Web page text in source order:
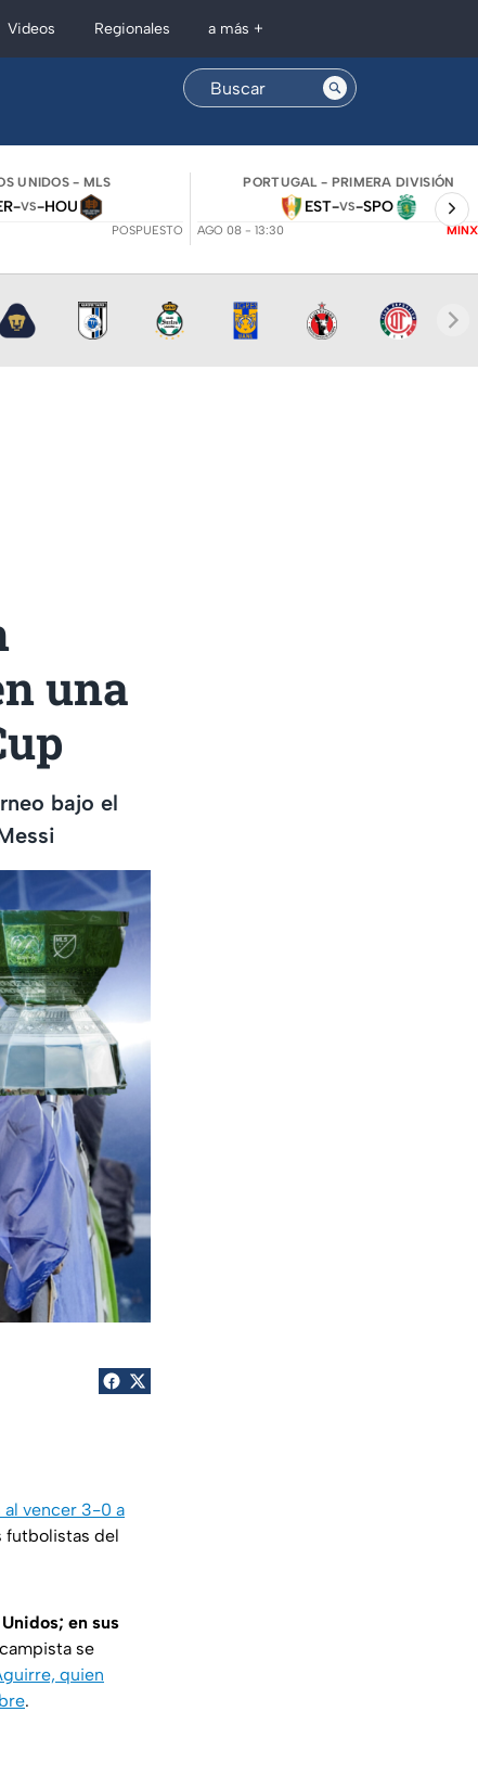
Videos Regionales a más +
UNIDOS - MLS
-VS-HOU
POSPUESTO
PORTUGAL - PRIMERA DIVISIÓN
EST-VS-SPO
AGO 08 - 13:30
una
bajo el
al vencer 3-0 a
futbolistas del
en sus
se
quien
.